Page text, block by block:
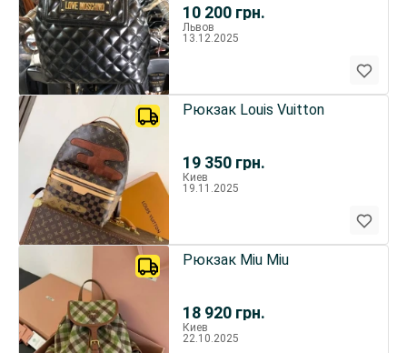
10 200 грн.
Львов
13.12.2025
19 350 грн.
Рюкзак Louis Vuitton
Киев
19.11.2025
18 920 грн.
Рюкзак Miu Miu
Киев
22.10.2025